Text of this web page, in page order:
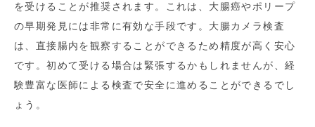
を受けることが推奨されます。これは、大腸癌やポリープ
の早期発見には非常に有効な手段です。大腸カメラ検査
は、直接腸内を観察することができるため精度が高く安心
です。初めて受ける場合は緊張するかもしれませんが、経
験豊富な医師による検査で安全に進めることができるでし
ょう。